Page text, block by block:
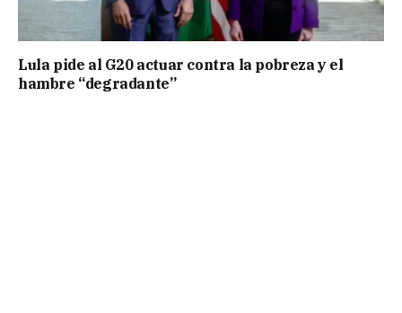
Lula pide al G20 actuar contra la pobreza y el
hambre “degradante”